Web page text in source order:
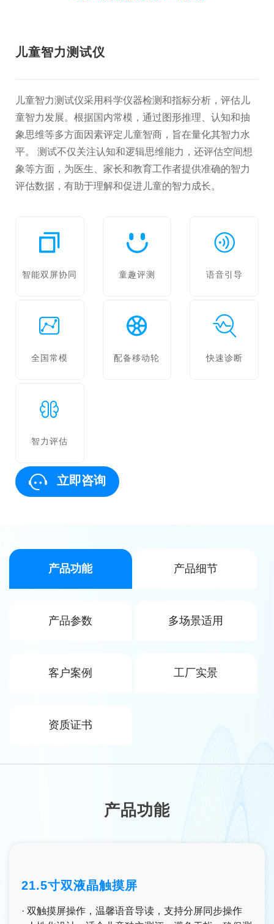
儿童智力测试仪
儿童智力测试仪采用科学仪器检测和指标分析，评估儿
童智力发展。根据国内常模，通过图形推理、认知和抽
象思维等多方面因素评定儿童智商，旨在量化其智力水
平。 测试不仅关注认知和逻辑思维能力，还评估空间想
象等方面，为医生、家长和教育工作者提供准确的智力
评估数据，有助于理解和促进儿童的智力成长。
智能双屏协同 童趣评测 语音引导
全国常模 配备移动轮 快速诊断
智力评估
立即咨询
产品功能 产品细节
产品参数 多场景适用
客户案例 工厂实景
资质证书
产品功能
21.5寸双液晶触摸屏
· 双触摸屏操作，温馨语音导读，支持分屏同步操作